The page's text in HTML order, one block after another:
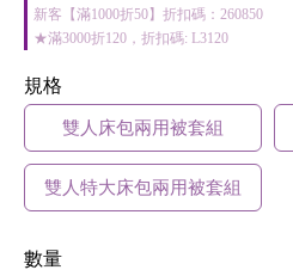
新客【滿1000折50】折扣碼：260850
★滿3000折120，折扣碼: L3120
規格
雙人床包兩用被套組
雙人特大床包兩用被套組
數量